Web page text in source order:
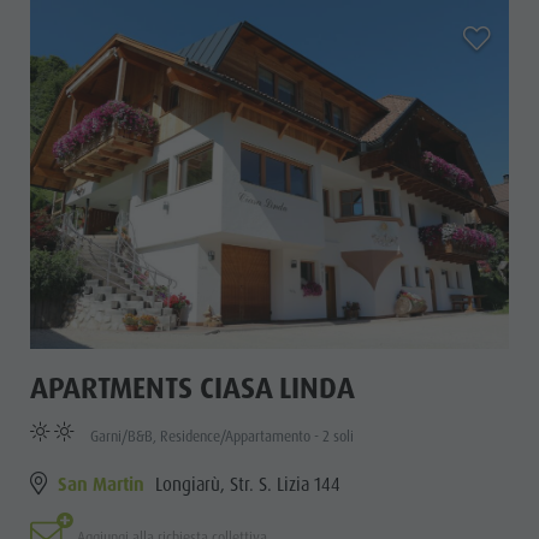
APARTMENTS CIASA LINDA
Garni/B&B, Residence/Appartamento - 2 soli
San Martin Longiarù, Str. S. Lizia 144